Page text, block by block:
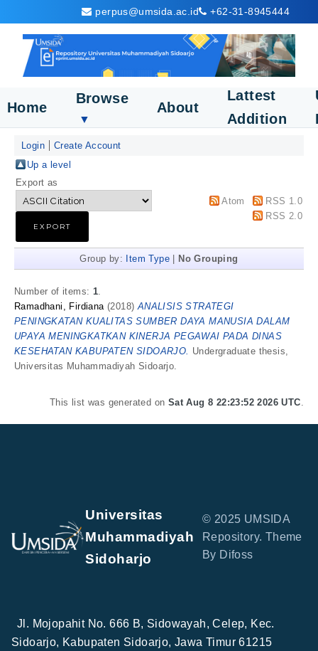
perpus@umsida.ac.id +62-31-8945444
Home
Browse
▼
About
Lattest
Addition
Login
Create Account
Up a level
Export as
Atom
RSS 1.0
RSS 2.0
Group by: Item Type No Grouping
Number of items: 1.
Ramadhani, Firdiana(2018)ANALISIS STRATEGI
PENINGKATAN KUALITAS SUMBER DAYA MANUSIA DALAM
UPAYA MENINGKATKAN KINERJA PEGAWAI PADA DINAS
KESEHATAN KABUPATEN SIDOARJO. Undergraduate thesis,
Universitas Muhammadiyah Sidoarjo.
This list was generated on Sat Aug 8 22:23:52 2026 UTC.
Universitas
Muhammadiyah
Sidoharjo
© 2025 UMSIDA
Repository. Theme
By Difoss
Jl. Mojopahit No. 666 B, Sidowayah, Celep, Kec.
Sidoarjo, Kabupaten Sidoarjo, Jawa Timur 61215